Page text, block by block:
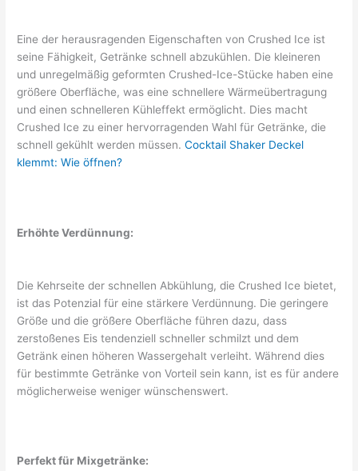
Eine der herausragenden Eigenschaften von Crushed Ice ist
seine Fähigkeit, Getränke schnell abzukühlen. Die kleineren
und unregelmäßig geformten Crushed-Ice-Stücke haben eine
größere Oberfläche, was eine schnellere Wärmeübertragung
und einen schnelleren Kühleffekt ermöglicht. Dies macht
Crushed Ice zu einer hervorragenden Wahl für Getränke, die
schnell gekühlt werden müssen.Cocktail Shaker Deckel
klemmt: Wie öffnen?
Erhöhte Verdünnung:
Die Kehrseite der schnellen Abkühlung, die Crushed Ice bietet,
ist das Potenzial für eine stärkere Verdünnung. Die geringere
Größe und die größere Oberfläche führen dazu, dass
zerstoßenes Eis tendenziell schneller schmilzt und dem
Getränk einen höheren Wassergehalt verleiht. Während dies
für bestimmte Getränke von Vorteil sein kann, ist es für andere
möglicherweise weniger wünschenswert.
Perfekt für Mixgetränke: